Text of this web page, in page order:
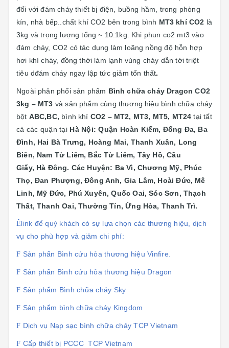
đối với đám cháy thiết bị điện, buồng hầm, trong phòng
kín, nhà bếp..chất khí CO2 bên trong bình MT3 khí CO2 là
3kg và trọng lượng tổng ~ 10.1kg. Khi phun co2 mt3 vào
đám cháy, CO2 có tác dụng làm loãng nồng độ hỗn hợp
hơi khí cháy, đồng thời làm lạnh vùng cháy dẫn tới triệt
tiêu dđám cháy ngay lập tức giảm tổn thất.
Ngoài phân phối sản phẩm Bình chữa cháy Dragon CO2
3kg – MT3 và sản phẩm cùng thương hiệu bình chữa cháy
bột ABC,BC, bình khí CO2 – MT2, MT3, MT5, MT24 tạitất
cả các quận tại Hà Nội: Quận Hoàn Kiếm, Đống Đa, Ba
Đình, Hai Bà Trưng, Hoàng Mai, Thanh Xuân, Long
Biên, Nam Từ Liêm, Bắc Từ Liêm, Tây Hồ, Cầu
Giấy, Hà Đông. Các Huyện: Ba Vì, Chương Mỹ, Phúc
Thọ, Đan Phượng, Đông Anh, Gia Lâm, Hoài Đức, Mê
Linh, Mỹ Đức, Phú Xuyên, Quốc Oai, Sóc Sơn, Thạch
Thất, Thanh Oai, Thường Tín, Ứng Hòa, Thanh Trì.
Êlink để quý khách có sự lựa chọn các thương hiệu, dịch
vụ cho phù hợp và giảm chi phí:
F Sản phẩn Bình cứu hỏa thương hiệu Vinfire.
F Sản phẩn Bình cứu hỏa thương hiệu Dragon
F Sản phẩm Bình chữa cháy Sky
F Sản phẩm bình chữa cháy Kingdom
F Dịch vụ Nạp sạc bình chữa cháy TCP Vietnam
F Cấp thiết bị PCCC TCP Vietnam